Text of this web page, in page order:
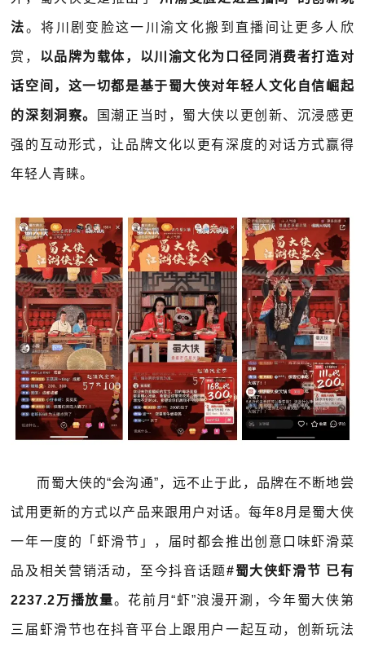
法。将川剧变脸这一川渝文化搬到直播间让更多人欣
赏， 以品牌为载体，以川渝文化为口径同消费者打造对
话空间，这一切都是基于蜀大侠对年轻人文化自信崛起
的深刻洞察。 国潮正当时，蜀大侠以更创新、沉浸感更
强的互动形式，让品牌文化以更有深度的对话方式赢得
年轻人青睐。
而蜀大侠的“会沟通”，远不止于此，品牌在不断地尝
试用更新的方式以产品来跟用户对话。每年8月是蜀大侠
一年一度的「虾滑节」，届时都会推出创意口味虾滑菜
品及相关营销活动，至今抖音话题#蜀大侠虾滑节 已有
2237.2万播放量。花前月“虾”浪漫开涮，今年蜀大侠第
三届虾滑节也在抖音平台上跟用户一起互动，创新玩法